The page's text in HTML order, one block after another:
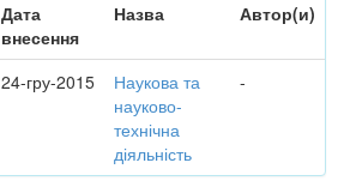
Дата
внесення
Назва Автор(и)
24-гру-2015
Наукова та
науково-
технічна
діяльність
-